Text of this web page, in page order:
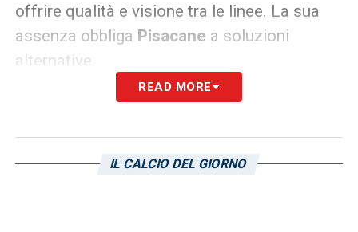
offrire qualità e visione tra le linee. La sua
assenza obbliga Pisacane a soluzioni
alternative.
Le opzioni sul tavolo sono due. La prima
inserimenti e geometrie. La seconda è più
READ MORE
IL CALCIO DEL GIORNO